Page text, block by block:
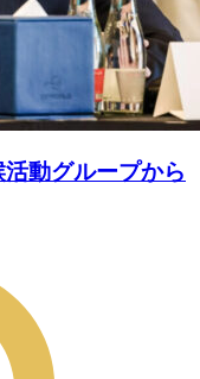
動グループから